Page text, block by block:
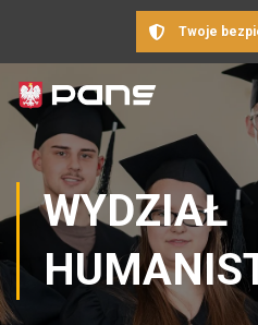
Twoje
WYDZIAŁ